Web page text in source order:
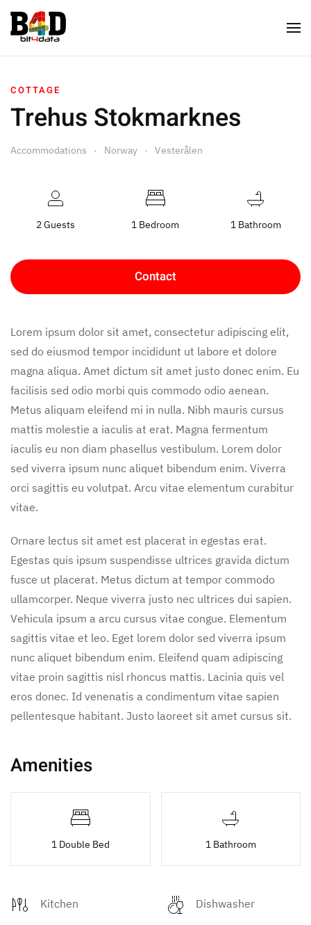
COTTAGE
Trehus Stokmarknes
Accommodations Norway Vesterålen
2 Guests 1 Bedroom 1 Bathroom
Contact
Lorem ipsum dolor sit amet, consectetur adipiscing elit,
sed do eiusmod tempor incididunt ut labore et dolore
magna aliqua. Amet dictum sit amet justo donec enim. Eu
facilisis sed odio morbi quis commodo odio aenean.
Metus aliquam eleifend mi in nulla. Nibh mauris cursus
mattis molestie a iaculis at erat. Magna fermentum
iaculis eu non diam phasellus vestibulum. Lorem dolor
sed viverra ipsum nunc aliquet bibendum enim. Viverra
orci sagittis eu volutpat. Arcu vitae elementum curabitur
vitae.
Ornare lectus sit amet est placerat in egestas erat.
Egestas quis ipsum suspendisse ultrices gravida dictum
fusce ut placerat. Metus dictum at tempor commodo
ullamcorper. Neque viverra justo nec ultrices dui sapien.
Vehicula ipsum a arcu cursus vitae congue. Elementum
sagittis vitae et leo. Eget lorem dolor sed viverra ipsum
nunc aliquet bibendum enim. Eleifend quam adipiscing
vitae proin sagittis nisl rhoncus mattis. Lacinia quis vel
eros donec. Id venenatis a condimentum vitae sapien
pellentesque habitant. Justo laoreet sit amet cursus sit.
Amenities
1 Double Bed 1 Bathroom
Kitchen Dishwasher